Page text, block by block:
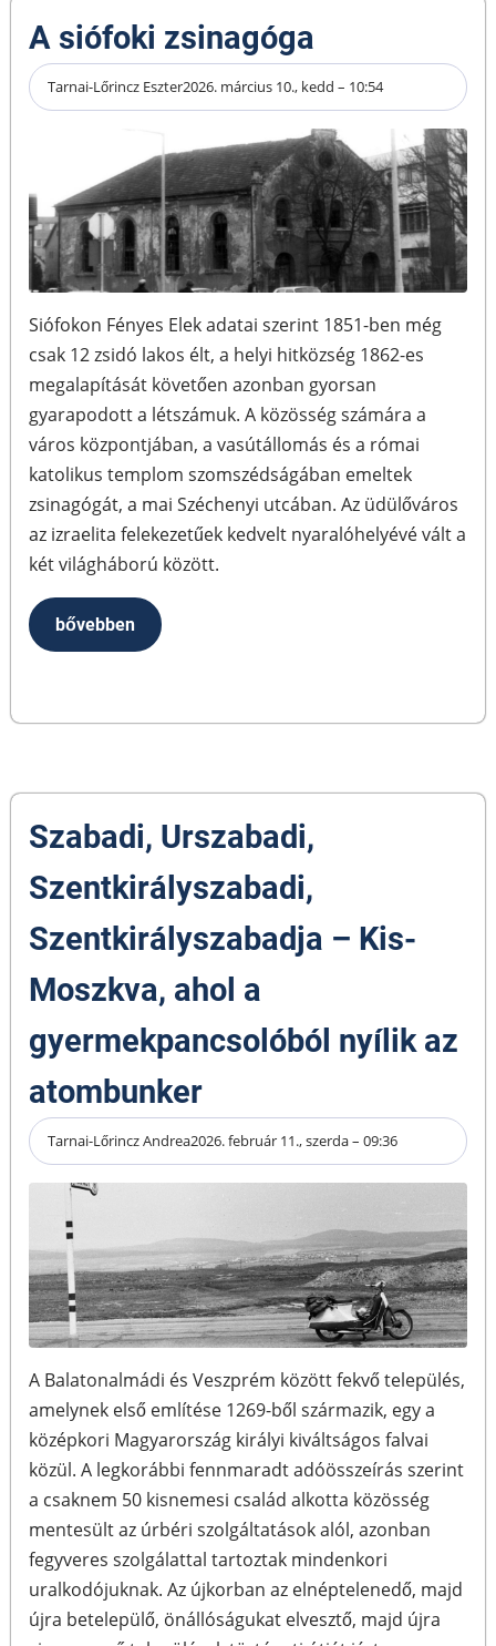
A siófoki zsinagóga
Tarnai-Lőrincz Eszter2026. március 10., kedd – 10:54
Siófokon Fényes Elek adatai szerint 1851-ben még
csak 12 zsidó lakos élt, a helyi hitközség 1862-es
megalapítását követően azonban gyorsan
gyarapodott a létszámuk. A közösség számára a
város központjában, a vasútállomás és a római
katolikus templom szomszédságában emeltek
zsinagógát, a mai Széchenyi utcában. Az üdülőváros
az izraelita felekezetűek kedvelt nyaralóhelyévé vált a
két világháború között.
bővebben
Szabadi, Urszabadi,
Szentkirályszabadi,
Szentkirályszabadja – Kis-
Moszkva, ahol a
gyermekpancsolóból nyílik az
atombunker
Tarnai-Lőrincz Andrea2026. február 11., szerda – 09:36
A Balatonalmádi és Veszprém között fekvő település,
amelynek első említése 1269-ből származik, egy a
középkori Magyarország királyi kiváltságos falvai
közül. A legkorábbi fennmaradt adóösszeírás szerint
a csaknem 50 kisnemesi család alkotta közösség
mentesült az úrbéri szolgáltatások alól, azonban
fegyveres szolgálattal tartoztak mindenkori
uralkodójuknak. Az újkorban az elnéptelenedő, majd
újra betelepülő, önállóságukat elvesztő, majd újra